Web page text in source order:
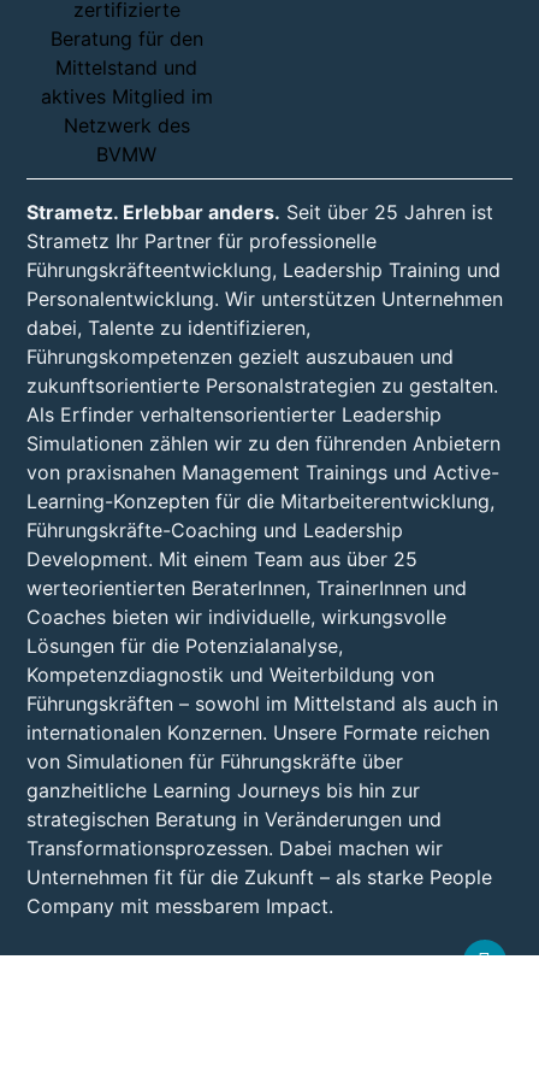
Strametz. Erlebbar anders. Seit über 25 Jahren ist
Strametz Ihr Partner für professionelle
Führungskräfteentwicklung, Leadership Training und
Personalentwicklung. Wir unterstützen Unternehmen
dabei, Talente zu identifizieren,
Führungskompetenzen gezielt auszubauen und
zukunftsorientierte Personalstrategien zu gestalten.
Als Erfinder verhaltensorientierter Leadership
Simulationen zählen wir zu den führenden Anbietern
von praxisnahen Management Trainings und Active-
Learning-Konzepten für die Mitarbeiterentwicklung,
Führungskräfte-Coaching und Leadership
Development. Mit einem Team aus über 25
werteorientierten BeraterInnen, TrainerInnen und
Coaches bieten wir individuelle, wirkungsvolle
Lösungen für die Potenzialanalyse,
Kompetenzdiagnostik und Weiterbildung von
Führungskräften – sowohl im Mittelstand als auch in
internationalen Konzernen. Unsere Formate reichen
von Simulationen für Führungskräfte über
ganzheitliche Learning Journeys bis hin zur
strategischen Beratung in Veränderungen und
Transformationsprozessen. Dabei machen wir
Unternehmen fit für die Zukunft – als starke People
Company mit messbarem Impact.